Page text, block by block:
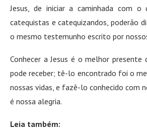
Jesus, de iniciar a caminhada com o
catequistas e catequizandos, poderão
o mesmo testemunho escrito por
Conhecer a Jesus é o melhor presente
pode receber; tê-lo encontrado foi o
nossas vidas, e fazê-lo conhecido com
é nossa alegria.
Leia também: